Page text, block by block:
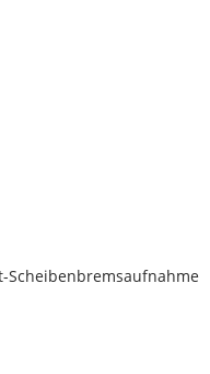
Scheibenbremsaufnahme